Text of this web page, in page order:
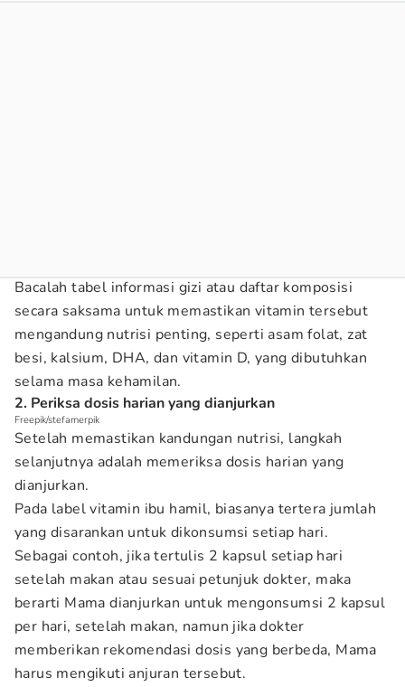
Bacalah tabel informasi gizi atau daftar komposisi
secara saksama untuk memastikan vitamin tersebut
mengandung nutrisi penting, seperti asam folat, zat
besi, kalsium, DHA, dan vitamin D, yang dibutuhkan
selama masa kehamilan.
2. Periksa dosis harian yang dianjurkan
Freepik/stefamerpik
Setelah memastikan kandungan nutrisi, langkah
selanjutnya adalah memeriksa dosis harian yang
dianjurkan.
Pada label vitamin ibu hamil, biasanya tertera jumlah
yang disarankan untuk dikonsumsi setiap hari.
Sebagai contoh, jika tertulis 2 kapsul setiap hari
setelah makan atau sesuai petunjuk dokter, maka
berarti Mama dianjurkan untuk mengonsumsi 2 kapsul
per hari, setelah makan, namun jika dokter
memberikan rekomendasi dosis yang berbeda, Mama
harus mengikuti anjuran tersebut.